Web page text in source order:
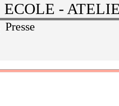
ECOLE -
Presse